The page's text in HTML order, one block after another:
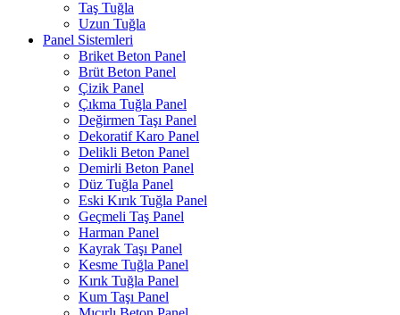
Taş Tuğla
Uzun Tuğla
Panel Sistemleri
Briket Beton Panel
Brüt Beton Panel
Çizik Panel
Çıkma Tuğla Panel
Değirmen Taşı Panel
Dekoratif Karo Panel
Delikli Beton Panel
Demirli Beton Panel
Düz Tuğla Panel
Eski Kırık Tuğla Panel
Geçmeli Taş Panel
Harman Panel
Kayrak Taşı Panel
Kesme Tuğla Panel
Kırık Tuğla Panel
Kum Taşı Panel